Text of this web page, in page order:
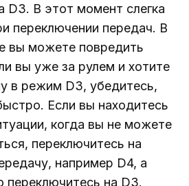
D3. В этот момент слегка
переключении передач. В
вы можете повредить
вы уже за рулем и хотите
в режим D3, убедитесь,
Если вы находитесь
когда вы не можете
переключитесь на
например D4, а
переключитесь на D3.